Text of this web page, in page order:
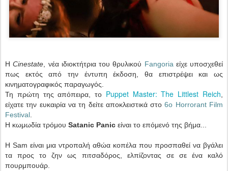
ΗCinestate, νέα ιδιοκτήτρια του θρυλικού Fangoria είχε υποσχεθεί
πως εκτός από την έντυπη έκδοση, θα επιστρέψει και ως
κινηματογραφικός παραγωγός.
Τη πρώτη της απόπειρα, το Puppet Master: The Littlest Reich,
είχατε την ευκαιρία να τη δείτε αποκλειστικά στο6ο Horrorant Film
Festival.
Η κωμωδία τρόμου Satanic Panic είναι το επόμενό της βήμα...
Η Sam είναι μια ντροπαλή αθώα κοπέλα που προσπαθεί να βγάλει
τα προς το ζην ως πιτσαδόρος, ελπίζοντας σε σε ένα καλό
πουρμπουάρ.